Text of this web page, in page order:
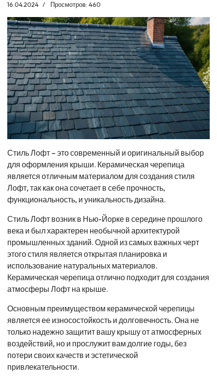
16.04.2024 Просмотров: 460
Стиль Лофт – это современный и оригинальный выбор
для оформления крыши. Керамическая черепица
является отличным материалом для создания стиля
Лофт, так как она сочетает в себе прочность,
функциональность, и уникальность дизайна.
Стиль Лофт возник в Нью-Йорке в середине прошлого
века и был характерен необычной архитектурой
промышленных зданий. Одной из самых важных черт
этого стиля является открытая планировка и
использование натуральных материалов.
Керамическая черепица отлично подходит для создания
атмосферы Лофт на крыше.
Основным преимуществом керамической черепицы
является ее износостойкость и долговечность. Она не
только надежно защитит вашу крышу от атмосферных
воздействий, но и прослужит вам долгие годы, без
потери своих качеств и эстетической
привлекательности.